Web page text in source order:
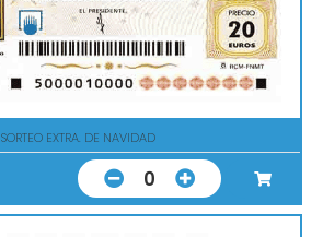
SORTEO EXTRA. DE NAVIDAD
0